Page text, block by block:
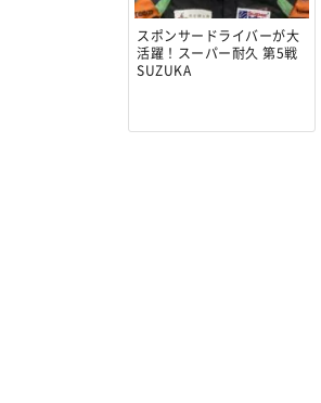
スポンサードライバーが大
活躍！スーパー耐久 第5戦
SUZUKA